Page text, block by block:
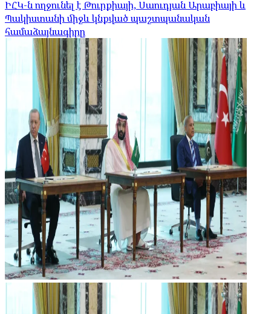
ԻՀԿ-ն ողջունել է Թուրքիայի, Սաուդյան Արաբիայի և
Պակիստանի միջև կնքված պաշտպանական
համաձայնագիրը